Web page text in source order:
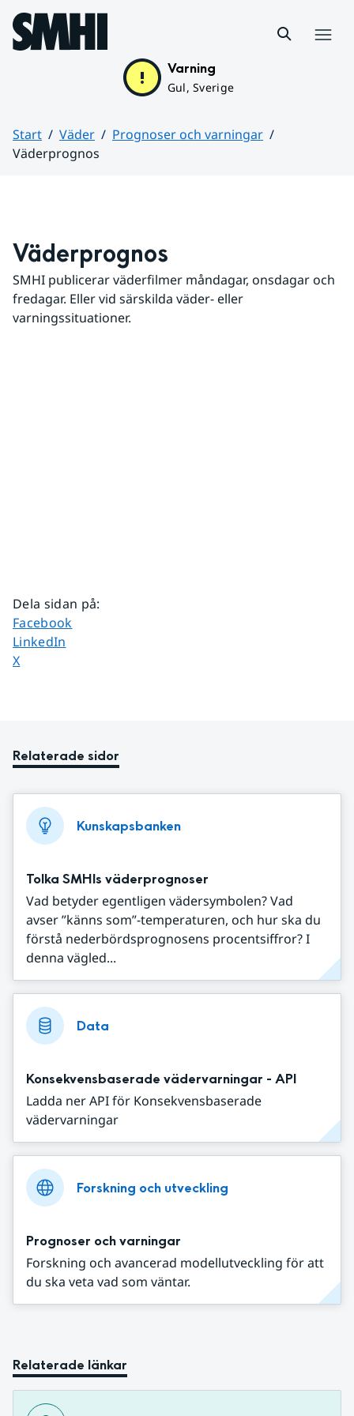
Hoppa till sidans innehåll
Varning
Gul, Sverige
Start Väder
Prognoser och varningar
Väderprognos
Väderprognos
SMHI publicerar väderfilmer måndagar, onsdagar och
fredagar. Eller vid särskilda väder- eller
varningssituationer.
Dela sidan på:
Dela sidan på
Facebook
Dela sidan på
LinkedIn
Dela sidan på
X
Relaterade sidor
Kunskapsbanken
Tolka SMHIs väderprognoser
Vad betyder egentligen vädersymbolen? Vad
avser ”känns som”-temperaturen, och hur ska du
förstå nederbördsprognosens procentsiffror? I
denna vägled...
Data
Konsekvensbaserade vädervarningar - API
Ladda ner API för Konsekvensbaserade
vädervarningar
Forskning och utveckling
Prognoser och varningar
Forskning och avancerad modellutveckling för att
du ska veta vad som väntar.
Relaterade länkar